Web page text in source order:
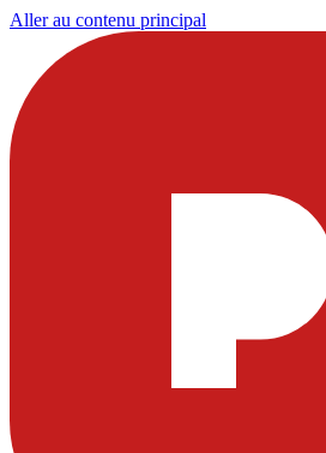
Aller au contenu principal